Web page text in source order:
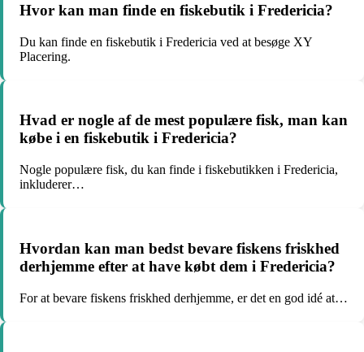
Hvor kan man finde en fiskebutik i Fredericia?
Du kan finde en fiskebutik i Fredericia ved at besøge XY
Placering.
Hvad er nogle af de mest populære fisk, man kan
købe i en fiskebutik i Fredericia?
Nogle populære fisk, du kan finde i fiskebutikken i Fredericia,
inkluderer…
Hvordan kan man bedst bevare fiskens friskhed
derhjemme efter at have købt dem i Fredericia?
For at bevare fiskens friskhed derhjemme, er det en god idé at…